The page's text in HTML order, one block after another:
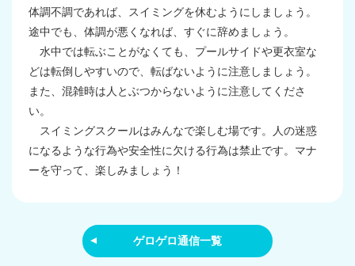
体調不調であれば、スイミングを休むようにしましょう。
途中でも、体調が悪くなれば、すぐに辞めましょう。
水中では転ぶことがなくても、プールサイドや更衣室な
どは転倒しやすいので、転ばないように注意しましょう。
また、混雑時は人とぶつからないように注意してくださ
い。
スイミングスクールはみんなで楽しむ場です。人の迷惑
になるような行為や安全性に欠ける行為は禁止です。マナ
ーを守って、楽しみましょう！
ゲロゲロ通信一覧